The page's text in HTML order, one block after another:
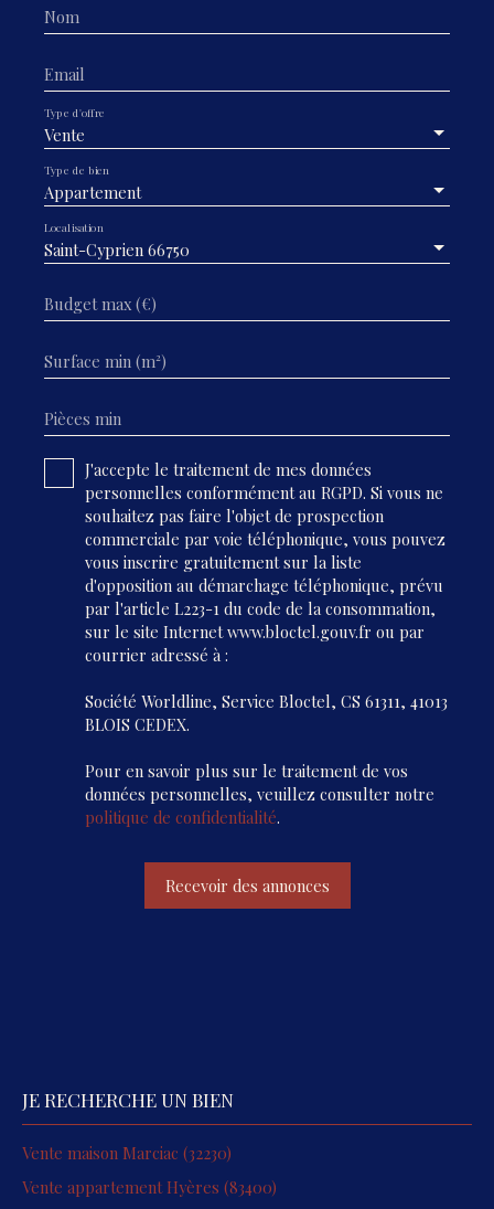
Nom
Email
Vente
Type d'offre
Appartement
Type de bien
Saint-Cyprien 66750
Localisation
Budget max (€)
Surface min (m²)
Pièces min
J'accepte le traitement de mes données
personnelles conformément au RGPD. Si vous ne
souhaitez pas faire l'objet de prospection
commerciale par voie téléphonique, vous pouvez
vous inscrire gratuitement sur la liste
d'opposition au démarchage téléphonique, prévu
par l'article L223-1 du code de la consommation,
sur le site Internet www.bloctel.gouv.fr ou par
courrier adressé à :
Société Worldline, Service Bloctel, CS 61311, 41013
BLOIS CEDEX.
Pour en savoir plus sur le traitement de vos
données personnelles, veuillez consulter notre
politique de confidentialité.
Recevoir des annonces
JE RECHERCHE UN BIEN
Vente maison Marciac (32230)
Vente appartement Hyères (83400)